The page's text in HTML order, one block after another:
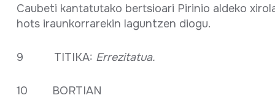
Caubeti kantatutako bertsioari Pirinio aldeko
hots iraunkorrarekin laguntzen diogu.
9 TITIKA: Errezitatua.
10 BORTIAN